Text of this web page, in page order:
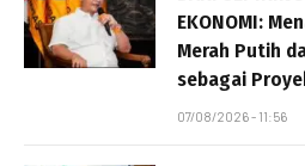
EKONOMI:
Merah Putih
sebagai
07/08/2026 - 11:56